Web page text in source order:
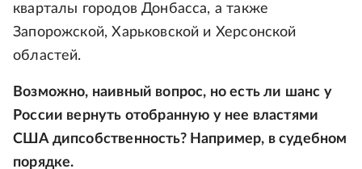
кварталы городов Донбасса, а также
Запорожской, Харьковской и Херсонской
областей.
Возможно, наивный вопрос, но есть ли шанс у
России вернуть отобранную у нее властями
США дипсобственность? Например, в судебном
порядке.